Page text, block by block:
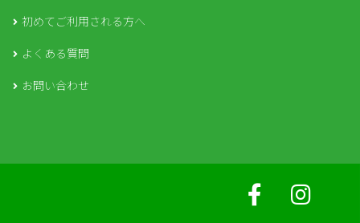
初めてご利用される方へ
よくある質問
お問い合わせ